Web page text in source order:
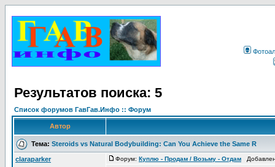
Результатов поиска: 5
Список форумов ГавГав.Инфо :: Форум
Автор
Тема: Steroids vs Natural Bodybuilding: Can You Achieve the Same R
claraparker Форум: Куплю - Продам / Возьму - Отдам